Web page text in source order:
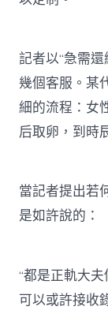
記者以“急需
幾個客服。某
細的流程：女
后取卵，到時
當記者提出若
是如許說的：
“都是正軌大
可以或許接收